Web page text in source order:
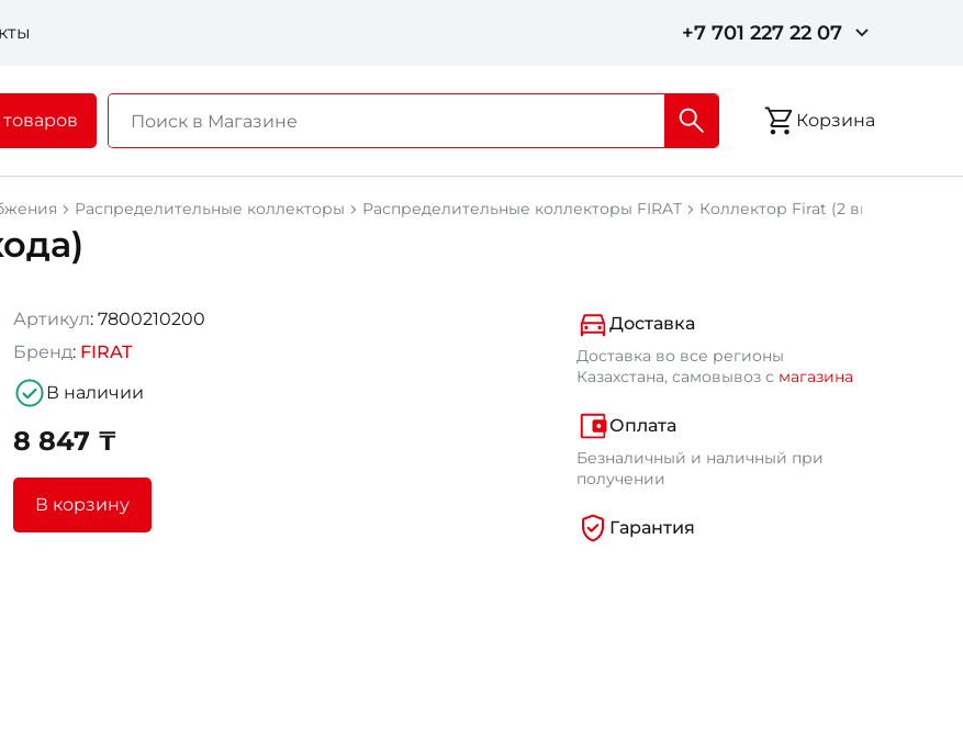
+7 701 227 22 07
товаров Корзина
Распределительные коллекторы Распределительные коллекторы FIRAT Коллектор Firat (2 выхода)
Артикул: 7800210200
Бренд: FIRAT
В наличии
8 847 ₸
В корзину
Доставка
Доставка во все регионы
Казахстана, самовывоз с магазина
Оплата
Безналичный и наличный при
получении
Гарантия